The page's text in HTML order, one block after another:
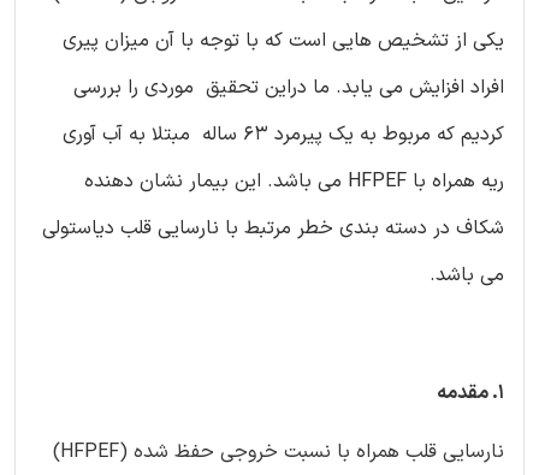
یکی از تشخیص هایی است که با توجه با آن میزان پیری
افراد افزایش می یابد. ما دراین تحقیق موردی را بررسی
کردیم که مربوط به یک پیرمرد 63 ساله مبتلا به آب آوری
ریه همراه با HFPEF می باشد. این بیمار نشان دهنده
شکاف در دسته بندی خطر مرتبط با نارسایی قلب دیاستولی
می باشد.
1. مقدمه
نارسایی قلب همراه با نسبت خروجی حفظ شده (HFPEF)